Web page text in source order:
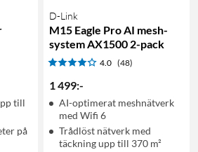
till
på
D-Link
M15 Eagle Pro AI mesh-
system AX1500 2-pack
4.0 (48)
1 499:-
AI-optimerat meshnätverk
med Wifi 6
Trådlöst nätverk med
täckning upp till 370 m²